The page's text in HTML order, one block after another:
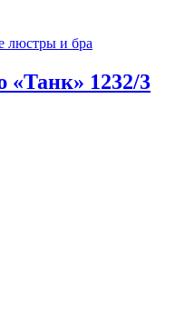
люстры и бра
1232/3